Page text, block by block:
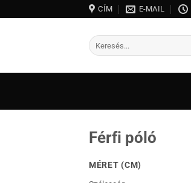
to
CÍM E-MAIL
Keresés
a
Férfi póló
MÉRET (CM)